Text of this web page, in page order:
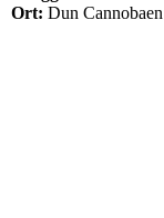
Ort: Dun Cannobaen